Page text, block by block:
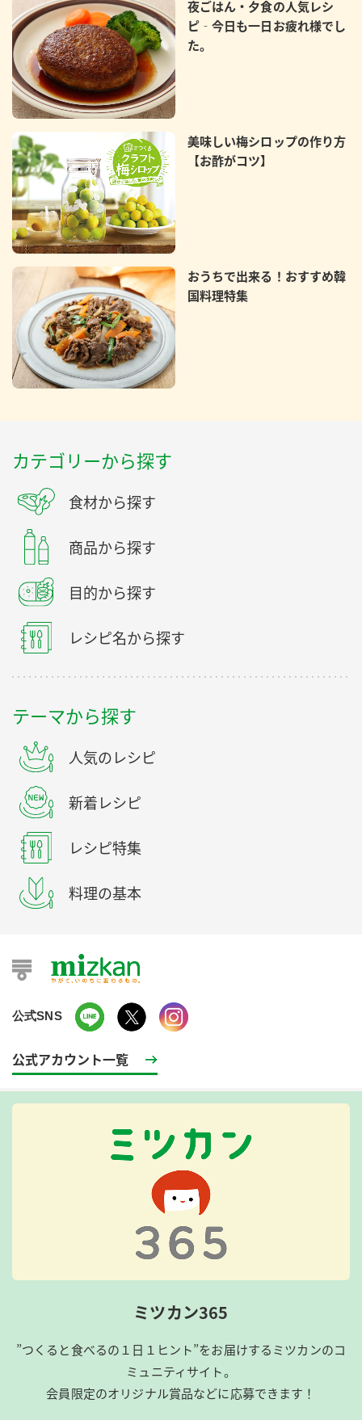
夜ごはん・夕食の人気レシ
ピ‐今日も一日お疲れ様でし
た。
美味しい梅シロップの作り方
【お酢がコツ】
おうちで出来る！おすすめ韓
国料理特集
カテゴリーから探す
食材から探す
商品から探す
目的から探す
レシピ名から探す
テーマから探す
人気のレシピ
新着レシピ
レシピ特集
料理の基本
公式SNS
公式アカウント一覧
ミツカン365
”つくると食べるの１日１ヒント”をお届けするミツカンのコ
ミュニティサイト。
会員限定のオリジナル賞品などに応募できます！